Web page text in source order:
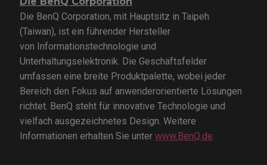
Die BenQ Corporation, mit Hauptsitz in Taipeh
(Taiwan), ist ein führender Hersteller
von Informationstechnologie und
Unterhaltungselektronik. Die Geschäftsfelder
umfassen eine breite Produktpalette, wobei jeder
Bereich den Fokus auf anwenderorientierte Lösungen
richtet. BenQ steht für innovative Technologie und
vielfach ausgezeichnetes Design. Weitere
Informationen erhalten Sie unter www.BenQ.de